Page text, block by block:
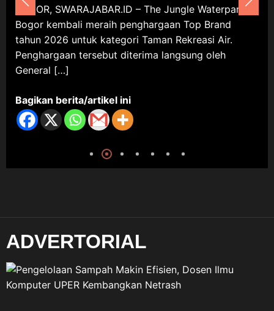
Lingkungan dan Pengembangan
Wisata Desa Cipayung
8 Agustus 2026
SWARAJABAR.ID – The Jungle Waterpark
meraih penghargaan Top Brand
untuk kategori Taman Rekreasi Air.
tersebut diterima langsung oleh
[…]
berita/artikel ini
DEPOK,
ADVERTORIAL